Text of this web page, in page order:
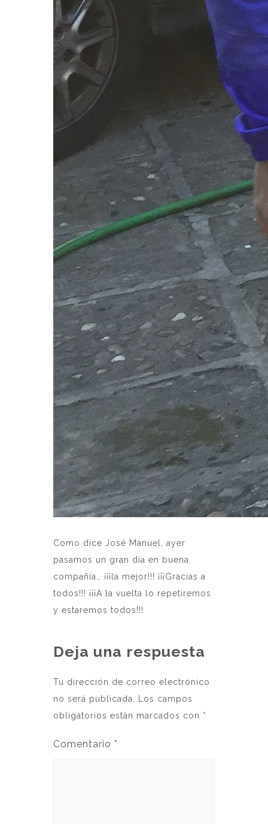
Como dice José Manuel, ayer
pasamos un gran día en buena
compañía… ¡¡¡la mejor!!! ¡¡¡Gracias a
todos!!! ¡¡¡A la vuelta lo repetiremos
y estaremos todos!!!
Deja una respuesta
Tu dirección de correo electrónico
no será publicada.
Los campos
obligatorios están marcados con *
Comentario *